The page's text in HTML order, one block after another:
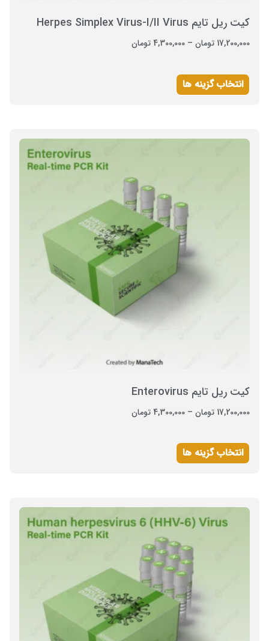
کیت ریل تایم Herpes Simplex Virus-I/II Virus
17,200,000 تومان –
4,300,000 تومان
انتخاب گزینه ها
کیت ریل تایم Enterovirus
17,200,000 تومان –
4,300,000 تومان
انتخاب گزینه ها